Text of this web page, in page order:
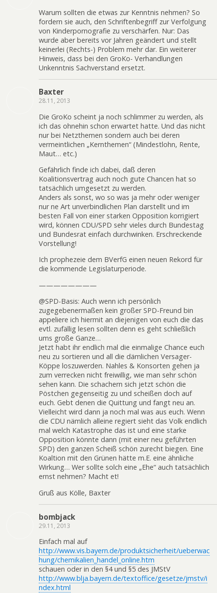
Warum sollten die etwas zur Kenntnis nehmen? So
fordern sie auch, den Schriftenbegriff zur Verfolgung
von Kinderpornografie zu verschärfen. Nur: Das
wurde aber bereits vor Jahren geändert und stellt
keinerlei (Rechts-) Problem mehr dar. Ein weiterer
Hinweis, dass bei den GroKo- Verhandlungen
Unkenntnis Sachverstand ersetzt.
Baxter
28.11, 2013
Die GroKo scheint ja noch schlimmer zu werden, als
ich das ohnehin schon erwartet hatte. Und das nicht
nur bei Netzthemen sondern auch bei deren
vermeintlichen „Kernthemen“ (Mindestlohn, Rente,
Maut… etc.)
Gefährlich finde ich dabei, daß deren
Koalitionsvertrag auch noch gute Chancen hat so
tatsächlich umgesetzt zu werden.
Anders als sonst, wo so was ja mehr oder weniger
nur ne Art unverbindlichen Plan darstellt und im
besten Fall von einer starken Opposition korrigiert
wird, können CDU/SPD sehr vieles durch Bundestag
und Bundesrat einfach durchwinken. Erschreckende
Vorstellung!
Ich prophezeie dem BVerfG einen neuen Rekord für
die kommende Legislaturperiode.
————————
@SPD-Basis: Auch wenn ich persönlich
zugegebenermaßen kein großer SPD-Freund bin
appeliere ich hiermit an diejenigen von euch die das
evtl. zufällig lesen sollten denn es geht schließlich
ums große Ganze…
Jetzt habt ihr endlich mal die einmalige Chance euch
neu zu sortieren und all die dämlichen Versager-
Köppe loszuwerden. Nahles & Konsorten gehen ja
zum verrecken nicht freiwillig, wie man sehr schön
sehen kann. Die schachern sich jetzt schön die
Pöstchen gegenseitig zu und scheißen doch auf
euch. Gebt denen die Quittung und fangt neu an.
Vielleicht wird dann ja noch mal was aus euch. Wenn
die CDU nämlich alleine regiert sieht das Volk endlich
mal welch Katastrophe das ist und eine starke
Opposition könnte dann (mit einer neu geführten
SPD) den ganzen Scheiß schön zurecht biegen. Eine
Koaltion mit den Grünen hätte m.E. eine ähnliche
Wirkung… Wer sollte solch eine „Ehe“ auch tatsächlich
ernst nehmen? Macht et!
Gruß aus Kölle, Baxter
bombjack
29.11, 2013
Einfach mal auf
http://www.vis.bayern.de/produktsicherheit/ueberwac
hung/chemikalien_handel_online.htm
schauen oder in den §4 und §5 des JMStV
http://www.blja.bayern.de/textoffice/gesetze/jmstv/i
ndex.html